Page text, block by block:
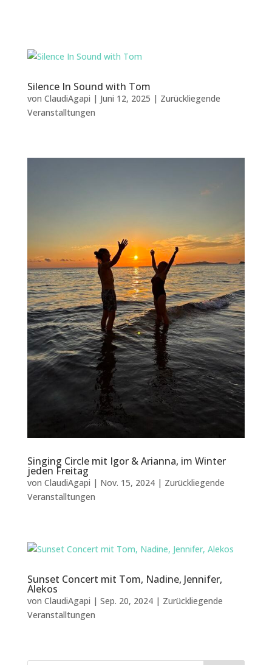
Silence In Sound with Tom
von ClaudiAgapi | Juni 12, 2025 | Zurückliegende
Veranstalltungen
Singing Circle mit Igor & Arianna, im Winter
jeden Freitag
von ClaudiAgapi | Nov. 15, 2024| Zurückliegende
Veranstalltungen
Sunset Concert mit Tom, Nadine, Jennifer,
Alekos
von ClaudiAgapi | Sep. 20, 2024| Zurückliegende
Veranstalltungen